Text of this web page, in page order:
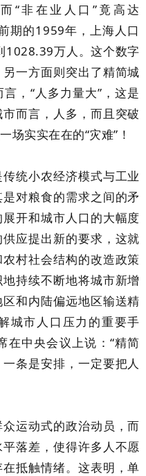
“非在业人口”竟高达
期的1959年，上海人口
1028.39万人。这个数字
一方面则突出了精简城
，“人多力量大”，这是
而言，人多，而且突破
场实实在在的“灾难”！
统小农经济模式与工业
对粮食的需求之间的矛
开和城市人口的大幅度
应提出新的要求，这就
村社会结构的改造政策
持续不断地将城市新增
和内陆偏远地区输送精
城市人口压力的重要手
中央会议上说：“精简
条是安排，一定要把人
运动式的政治动员，而
落差，使得许多人不愿
抵触情绪。这表明，单